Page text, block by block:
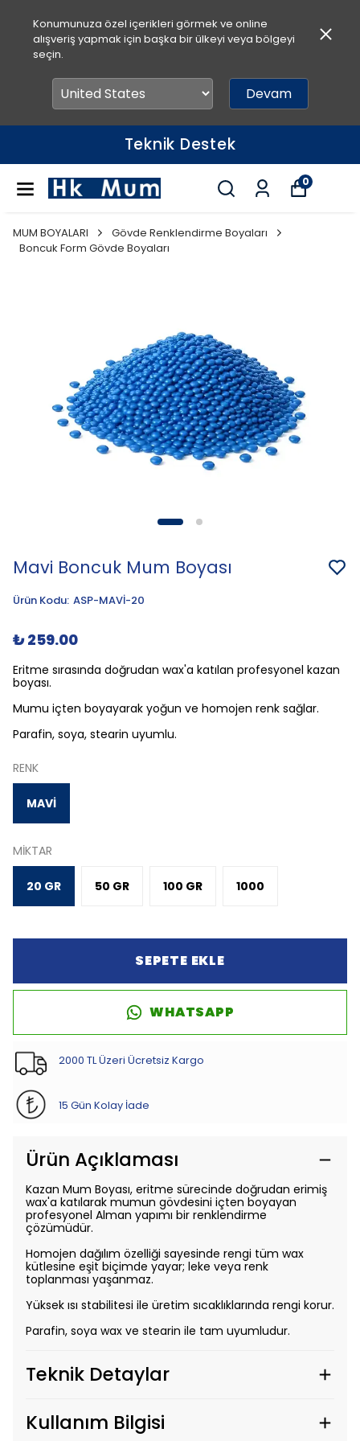
Konumunuza özel içerikleri görmek ve online
alışveriş yapmak için başka bir ülkeyi veya bölgeyi
seçin.
Devam
Teknik Destek
0
MUM BOYALARI
Gövde Renklendirme Boyaları
Boncuk Form Gövde Boyaları
Mavi Boncuk Mum Boyası
Ürün Kodu: ASP-MAVİ-20
₺ 259.00
Eritme sırasında doğrudan wax'a katılan profesyonel kazan
boyası.
Mumu içten boyayarak yoğun ve homojen renk sağlar.
Parafin, soya, stearin uyumlu.
RENK
MAVİ
MİKTAR
20 GR 50 GR 100 GR 1000
SEPETE EKLE
WHATSAPP
2000 TL Üzeri Ücretsiz Kargo
15 Gün Kolay İade
Ürün Açıklaması
Kazan Mum Boyası, eritme sürecinde doğrudan erimiş
wax'a katılarak mumun gövdesini içten boyayan
profesyonel Alman yapımı bir renklendirme
çözümüdür.
Homojen dağılım özelliği sayesinde rengi tüm wax
kütlesine eşit biçimde yayar; leke veya renk
toplanması yaşanmaz.
Yüksek ısı stabilitesi ile üretim sıcaklıklarında rengi korur.
Parafin, soya wax ve stearin ile tam uyumludur.
Teknik Detaylar
Kullanım Bilgisi